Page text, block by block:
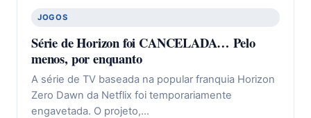
JOGOS
Série de Horizon foi CANCELADA… Pelo
menos, por enquanto
A série de TV baseada na popular franquia Horizon
Zero Dawn da Netflix foi temporariamente
engavetada. O projeto,…